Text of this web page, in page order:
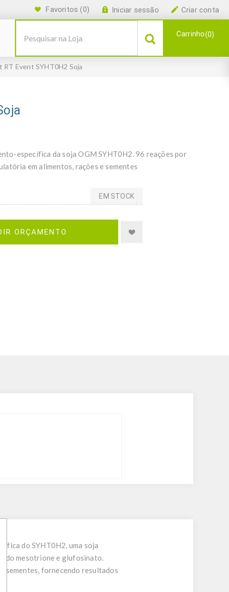
Criar conta
Iniciar sessão
Favoritos (0)
Carrinho 0
Event SYHT0H2 Soja
específica da soja OGM SYHT0H2. 96 reações por
em alimentos, rações e sementes
EM STOCK
ORÇAMENTO
do SYHT0H2, uma soja
mesotrione e glufosinato.
sementes, fornecendo resultados